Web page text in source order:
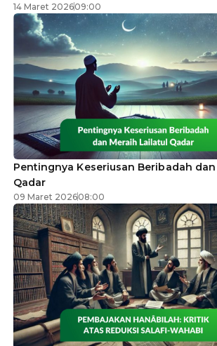
14 Maret 202609:00
Pentingnya Keseriusan Beribadah
Qadar
09 Maret 202608:00